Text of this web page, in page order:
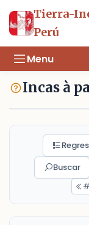
Tierra-
Perú
Menu
Incas à
Buscar